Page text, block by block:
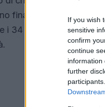
If you wish
sensitive
confirm
continue
information
further
finalmente aperte, e
i 34 metri di altezza,